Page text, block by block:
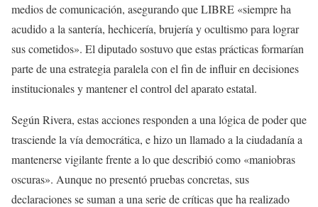
medios de comunicación, asegurando que LIBRE «siempre ha
acudido a la santería, hechicería, brujería y ocultismo para lograr
sus cometidos». El diputado sostuvo que estas prácticas formarían
parte de una estrategia paralela con el fin de influir en decisiones
institucionales y mantener el control del aparato estatal.
Según Rivera, estas acciones responden a una lógica de poder que
trasciende la vía democrática, e hizo un llamado a la ciudadanía a
mantenerse vigilante frente a lo que describió como «maniobras
oscuras». Aunque no presentó pruebas concretas, sus
declaraciones se suman a una serie de críticas que ha realizado